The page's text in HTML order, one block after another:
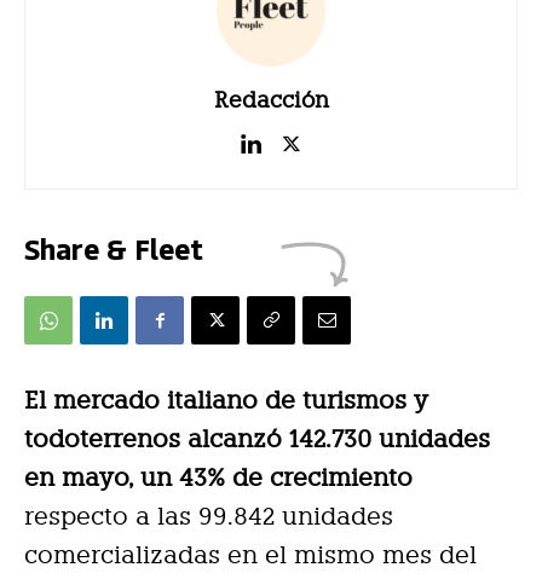
Redacción
Share & Fleet
El mercado italiano de turismos y
todoterrenos alcanzó 142.730 unidades
en mayo, un 43% de crecimiento
respecto a las 99.842 unidades
comercializadas en el mismo mes del